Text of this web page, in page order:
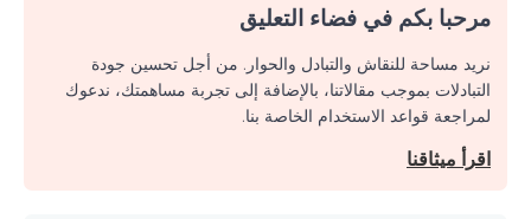
مرحبا بكم في فضاء التعليق
نريد مساحة للنقاش والتبادل والحوار. من أجل تحسين جودة
التبادلات بموجب مقالاتنا، بالإضافة إلى تجربة مساهمتك، ندعوك
لمراجعة قواعد الاستخدام الخاصة بنا.
اقرأ ميثاقنا